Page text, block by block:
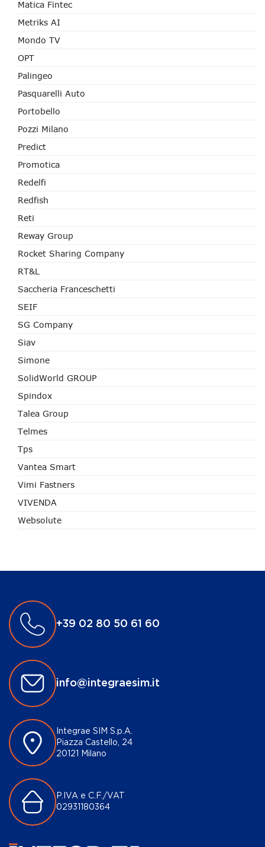
Matica Fintec
Metriks AI
Mondo TV
OPT
Palingeo
Pasquarelli Auto
Portobello
Pozzi Milano
Predict
Promotica
Redelfi
Redfish
Reti
Reway Group
Rocket Sharing Company
RT&L
Saccheria Franceschetti
SEIF
SG Company
Siav
Simone
SolidWorld GROUP
Spindox
Talea Group
Telmes
Tps
Vantea Smart
Vimi Fastners
VIVENDA
Websolute
+39 02 80 50 61 60
info@integraesim.it
Integrae SIM S.p.A.
Piazza Castello, 24
20121 Milano
P.IVA e C.F./VAT
02931180364